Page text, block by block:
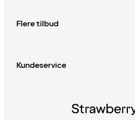
Flere tilbud
Kundeservice